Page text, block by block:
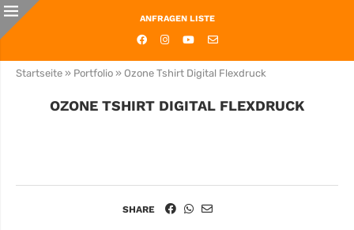
ANFRAGEN LISTE
Startseite » Portfolio » Ozone Tshirt Digital Flexdruck
OZONE TSHIRT DIGITAL FLEXDRUCK
SHARE